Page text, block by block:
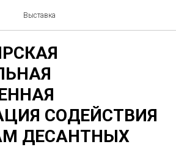
Выставка
СОДЕЙСТВИЯ
ДЕСАНТНЫХ